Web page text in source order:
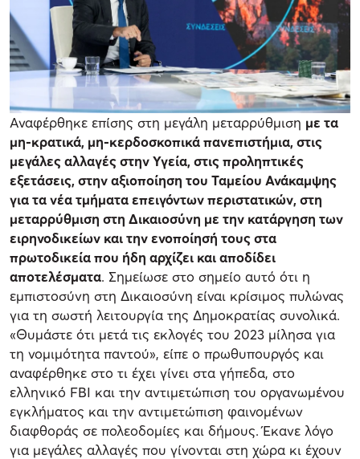
Αναφέρθηκε επίσης στη μεγάλη μεταρρύθμιση με τα
μη-κρατικά, μη-κερδοσκοπικά πανεπιστήμια, στις
μεγάλες αλλαγές στην Υγεία, στις προληπτικές
εξετάσεις, στην αξιοποίηση του Ταμείου Ανάκαμψης
για τα νέα τμήματα επειγόντων περιστατικών, στη
μεταρρύθμιση στη Δικαιοσύνη με την κατάργηση των
ειρηνοδικείων και την ενοποίησή τους στα
πρωτοδικεία που ήδη αρχίζει και αποδίδει
αποτελέσματα. Σημείωσε στο σημείο αυτό ότι η
εμπιστοσύνη στη Δικαιοσύνη είναι κρίσιμος πυλώνας
για τη σωστή λειτουργία της Δημοκρατίας συνολικά.
«Θυμάστε ότι μετά τις εκλογές του 2023 μίλησα για
τη νομιμότητα παντού», είπε ο πρωθυπουργός και
αναφέρθηκε στο τι έχει γίνει στα γήπεδα, στο
ελληνικό FBI και την αντιμετώπιση του οργανωμένου
εγκλήματος και την αντιμετώπιση φαινομένων
διαφθοράς σε πολεοδομίες και δήμους. Έκανε λόγο
για μεγάλες αλλαγές που γίνονται στη χώρα κι έχουν